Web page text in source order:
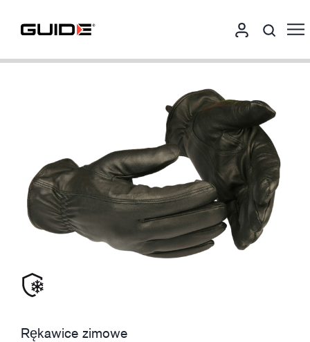
Rękawice zimowe